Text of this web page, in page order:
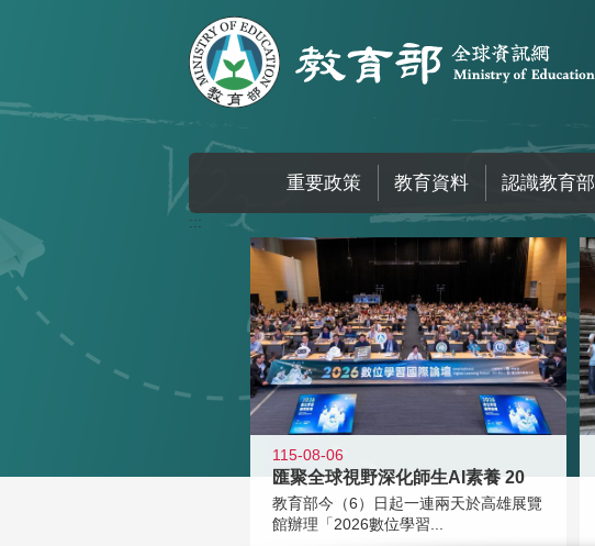
重要政策 教育資料 認識教育部
:::
115-08-06
匯聚全球視野深化師生AI素養 20
教育部今（6）日起一連兩天於高雄展覽
館辦理「2026數位學習...